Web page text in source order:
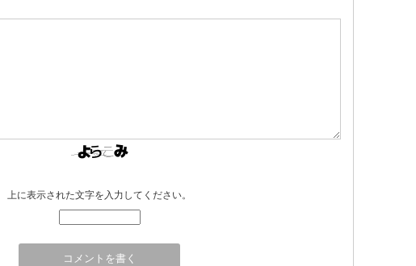
上に表示された文字を入力してください。